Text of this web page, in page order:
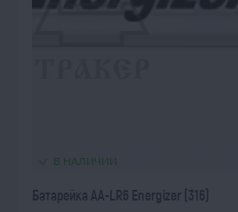
В НАЛИЧИИ
Батарейка AA-LR6 Energizer (316)